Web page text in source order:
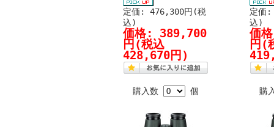
定価: 476,300円(税
込)
価格: 389,700
円 (税込
428,670円)
購入数 個
定価
込)
価
円 (
購